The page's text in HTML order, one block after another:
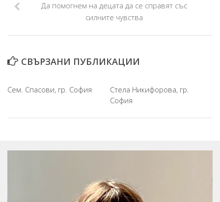
Медии
Мои книги
Да помогнем на децата да се справят със
силните чувства
СВЪРЗАНИ ПУБЛИКАЦИИ
Сем. Спасови, гр. София
Стела Никифорова, гр.
София